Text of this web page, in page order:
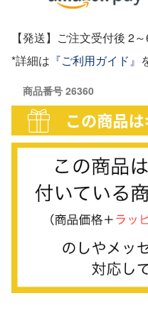
【発送】ご注文受付後 2
*詳細は 『ご利用ガイド』
商品番号 26360